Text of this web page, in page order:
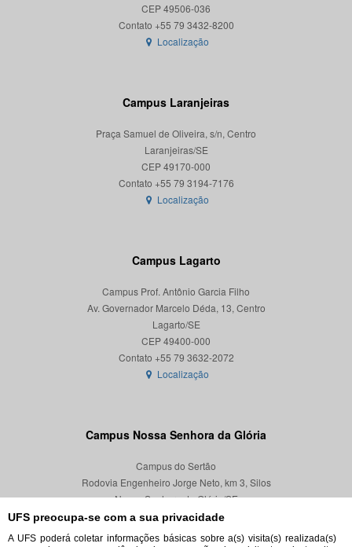
UFS preocupa-se com a sua privacidade
A UFS poderá coletar informações básicas sobre a(s) visita(s) realizada(s)
CEP 49506-036
Localização
Campus Laranjeiras
Praça Samuel de Oliveira, s/n, Centro
Laranjeiras/SE
CEP 49170-000
Localização
Campus Lagarto
Campus Prof. Antônio Garcia Filho
Av. Governador Marcelo Déda, 13, Centro
Lagarto/SE
CEP 49400-000
Localização
Campus Nossa Senhora da Glória
Campus do Sertão
Rodovia Engenheiro Jorge Neto, km 3, Silos
Nossa Senhora da Glória/SE
CEP 49680-000